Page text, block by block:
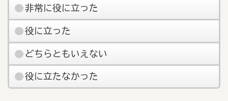
非常に役に立った
役に立った
どちらともいえない
役に立たなかった